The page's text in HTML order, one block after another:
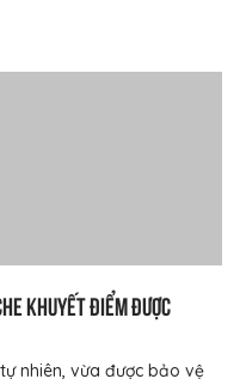
khuyết điểm được
nhiên, vừa được bảo vệ